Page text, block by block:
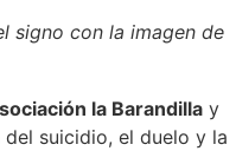
signo con la imagen de
la Barandilla y
suicidio, el duelo y la